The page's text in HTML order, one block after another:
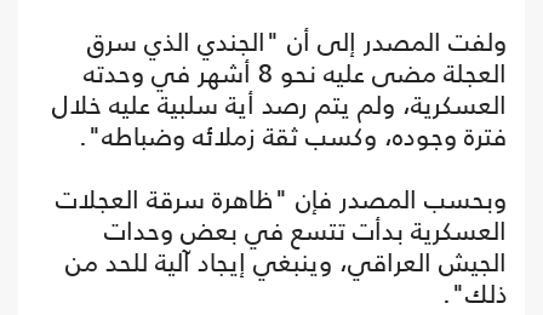
ولفت المصدر إلى أن "الجندي الذي سرق
العجلة مضى عليه نحو 8 أشهر في وحدته
العسكرية، ولم يتم رصد أية سلبية عليه خلال
فترة وجوده، وكسب ثقة زملائه وضباطه".
وبحسب المصدر فإن "ظاهرة سرقة العجلات
العسكرية بدأت تتسع في بعض وحدات
الجيش العراقي، وينبغي إيجاد آلية للحد من
ذلك".